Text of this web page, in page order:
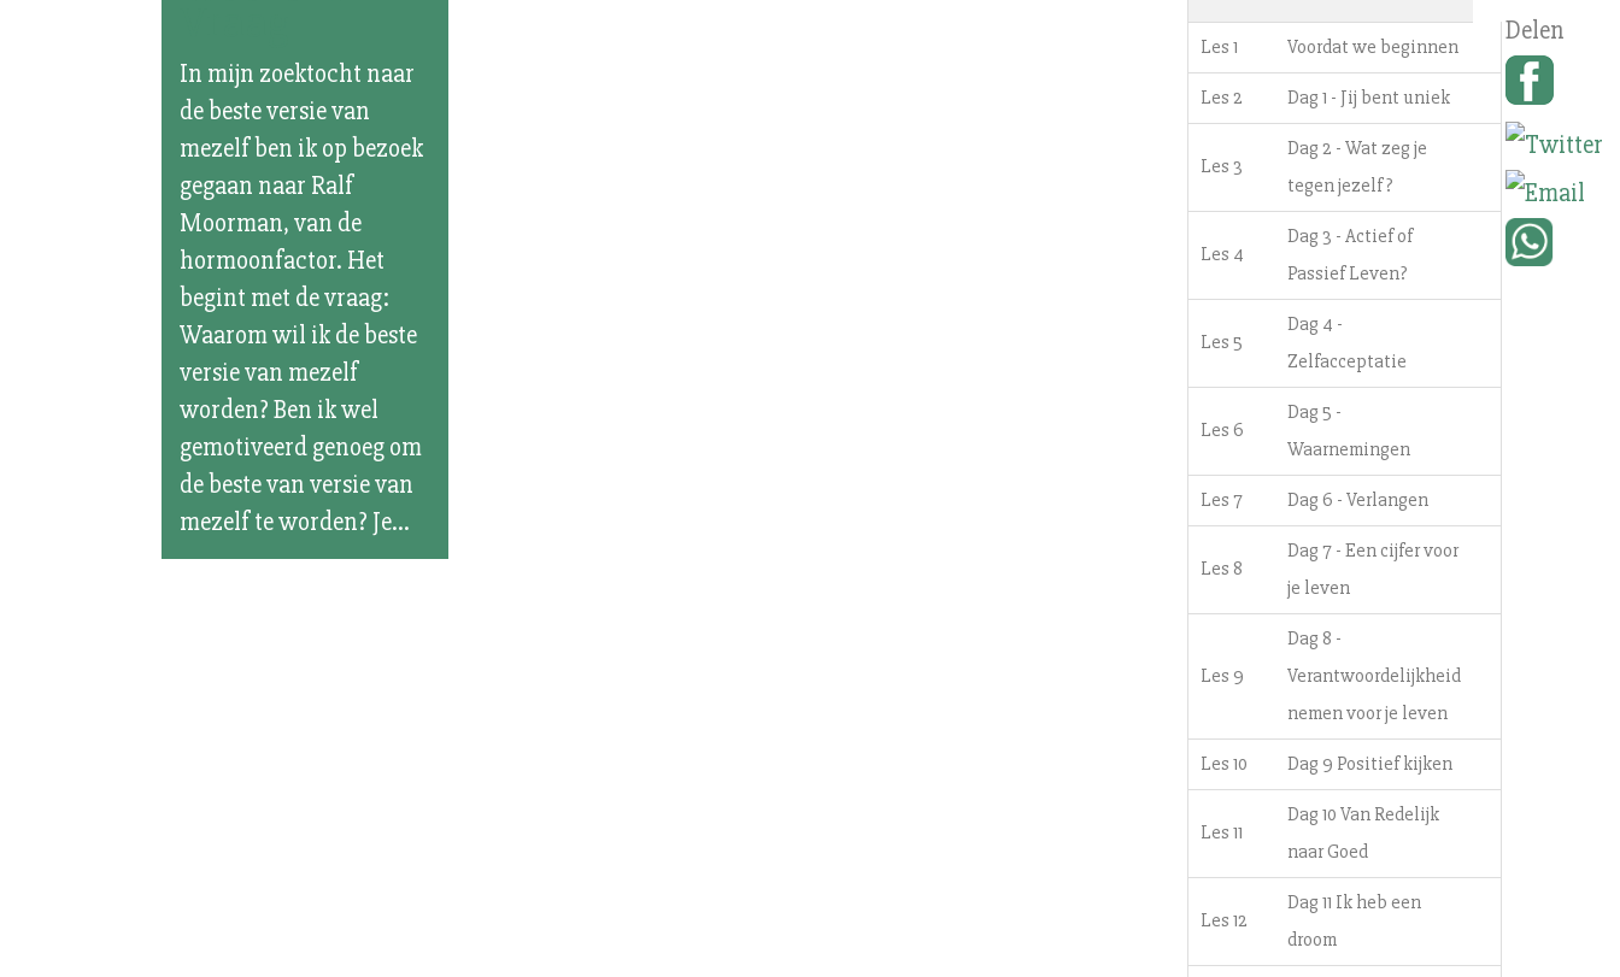
In mijn zoektocht naar
de beste versie van
mezelf ben ik op bezoek
gegaan naar Ralf
Moorman, van de
hormoonfactor. Het
begint met de vraag:
Waarom wil ik de beste
versie van mezelf
worden? Ben ik wel
gemotiveerd genoeg om
de beste van versie van
mezelf te worden? Je...
Les 1 Voordat we beginnen
Les 2 Dag 1 - Jij bent uniek
Les 3
Dag 2 - Wat zeg je
tegen jezelf?
Les 4
Dag 3 - Actief of
Passief Leven?
Les 5
Dag 4 -
Zelfacceptatie
Les 6
Dag 5 -
Waarnemingen
Les 7 Dag 6 - Verlangen
Les 8
Dag 7 - Een cijfer voor
je leven
Les 9
Dag 8 -
Verantwoordelijkheid
nemen voor je leven
Les 10 Dag 9 Positief kijken
Les 11
Dag 10 Van Redelijk
naar Goed
Les 12
Dag 11 Ik heb een
droom